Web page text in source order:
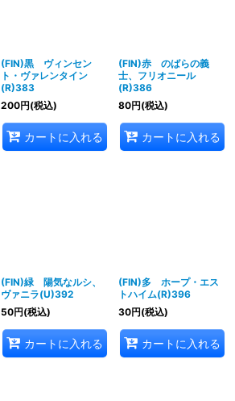
(FIN)黒 ヴィンセン
ト・ヴァレンタイン
(R)383
200円(税込)
カートに入れる
(FIN)赤 のばらの義
士、フリオニール
(R)386
80円(税込)
カートに入れる
(FIN)緑 陽気なルシ、
ヴァニラ(U)392
50円(税込)
カートに入れる
(FIN)多 ホープ・エス
トハイム(R)396
30円(税込)
カートに入れる